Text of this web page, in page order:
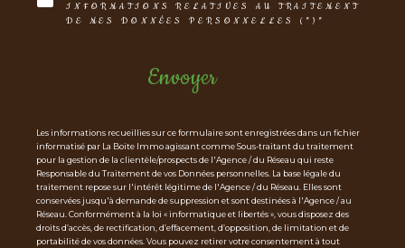
INFORMATIONS RELATIVES AU TRAITEMENT
DE MES DONNÉES PERSONNELLES (*)*
Envoyer
Les informations recueillies sur ce formulaire sont enregistrées dans un fichier
informatisé par La Boite Immo agissant comme Sous-traitant du traitement
pour la gestion de la clientèle/prospects de l'Agence / du Réseau qui reste
Responsable du Traitement de vos Données personnelles. La base légale du
traitement repose sur l'intérêt légitime de l'Agence / du Réseau. Elles sont
conservées jusqu'à demande de suppression et sont destinées à l'Agence / au
Réseau. Conformément à la loi « informatique et libertés », vous disposez des
droits d’accès, de rectification, d’effacement, d’opposition, de limitation et de
portabilité de vos données. Vous pouvez retirer votre consentement à tout